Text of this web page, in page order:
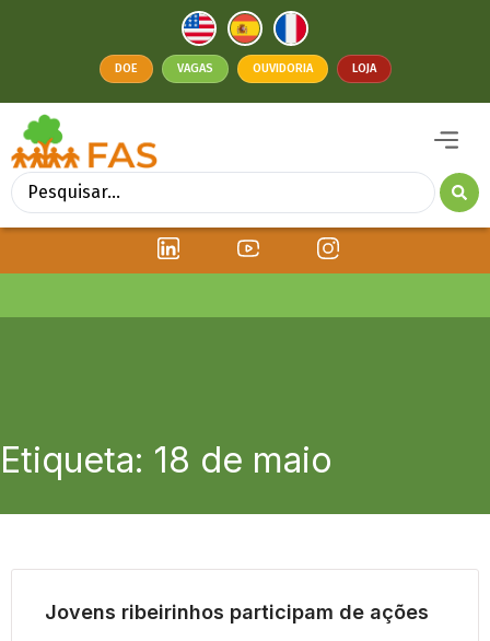
DOE VAGAS OUVIDORIA LOJA
Etiqueta: 18 de maio
Jovens ribeirinhos participam de ações